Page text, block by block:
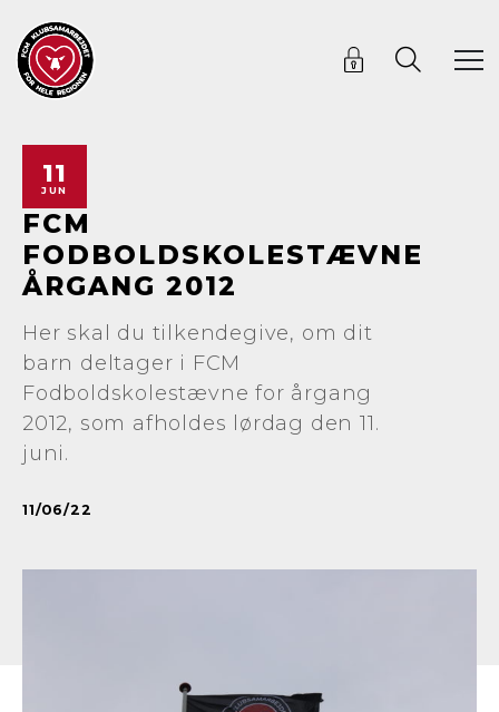
11
JUN
FCM
FODBOLDSKOLESTÆVNE
ÅRGANG 2012
Her skal du tilkendegive, om dit
barn deltager i FCM
Fodboldskolestævne for årgang
2012, som afholdes lørdag den 11.
juni.
11/06/22